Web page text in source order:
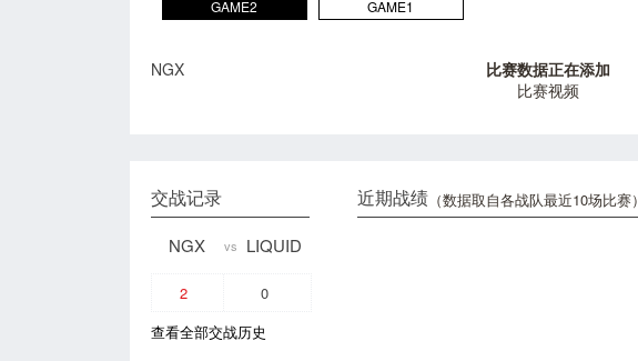
GAME2 GAME1
NGX
比赛数据正在添加
比赛视频
近期战绩 （数据取自各战队最近10场比赛）
交战记录
NGX vs LIQUID
2
0
查看全部交战历史